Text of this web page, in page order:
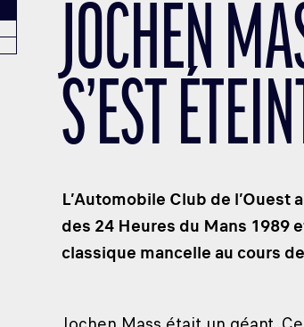
JOCHEN
S’EST
L’Automobile Club de
des 24 Heures du Mans 1989
classique mancelle au cours